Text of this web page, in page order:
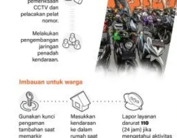
Memberantas kejahatan
Jakarta